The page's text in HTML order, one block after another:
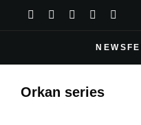
Orkan series